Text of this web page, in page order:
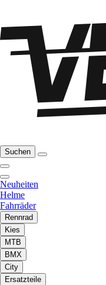
Suchen
Neuheiten
Helme
Fahrräder
Rennrad
Kies
MTB
BMX
City
Ersatzteile